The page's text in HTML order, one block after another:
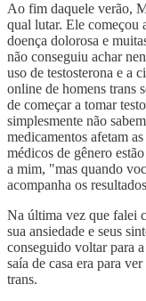
Ao fim daquele verão,
qual lutar. Ele começou
doença dolorosa e
não conseguiu achar
uso de testosterona e a
online de homens trans
de começar a tomar
simplesmente não
medicamentos afetam
médicos de gênero
a mim, "mas quando
acompanha os
Na última vez que falei
sua ansiedade e seus
conseguido voltar para
saía de casa era para
trans.